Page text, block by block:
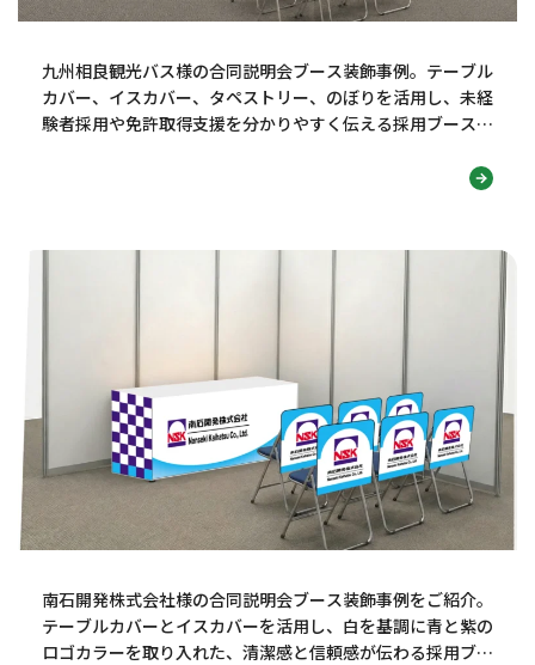
九州相良観光バス様の合同説明会ブース装飾事例。テーブル
カバー、イスカバー、タペストリー、のぼりを活用し、未経
験者採用や免許取得支援を分かりやすく伝える採用ブースデ
南石開発株式会社様の合同説明会ブース装飾事例をご紹介。
テーブルカバーとイスカバーを活用し、白を基調に青と紫の
ロゴカラーを取り入れた、清潔感と信頼感が伝わる採用ブー